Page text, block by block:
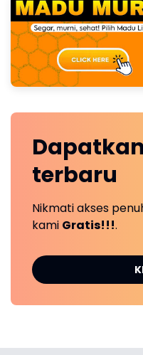
Dapatkan
terbaru
Nikmati akses
kami Gratis!!!.